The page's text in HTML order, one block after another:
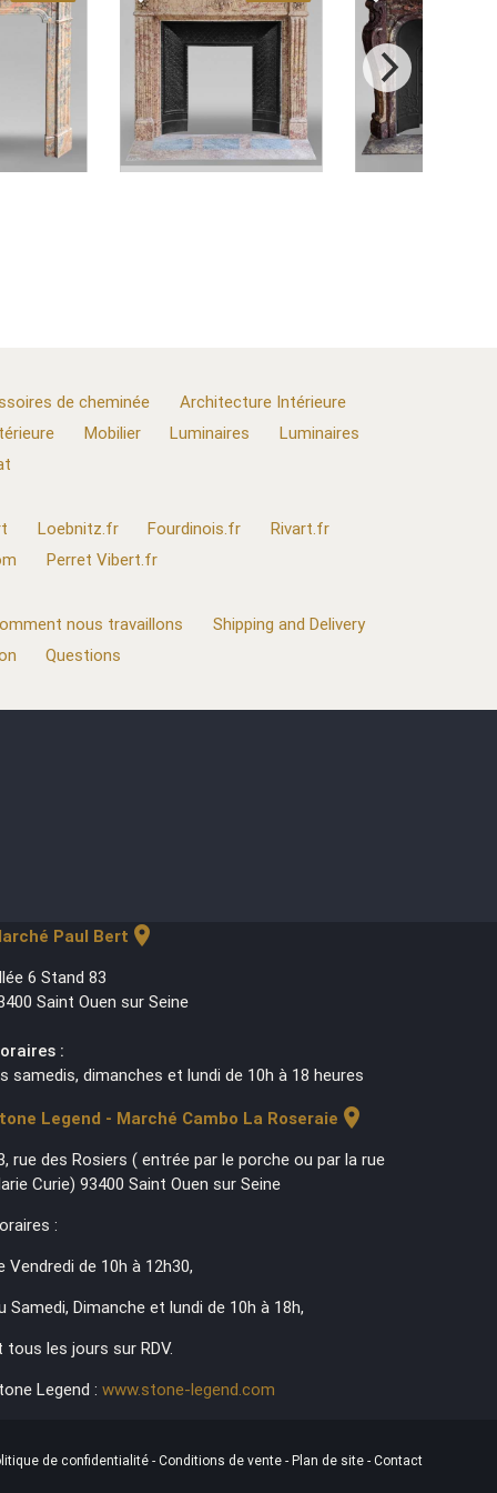
de cheminée
Architecture Intérieure
Mobilier Luminaires
Luminaires
Loebnitz.fr Fourdinois.fr
Rivart.fr
Perret Vibert.fr
nous travaillons
Shipping and Delivery
Questions
Paul Bert location_on
6 Stand 83
Saint Ouen sur Seine
:
samedis, dimanches et lundi de 10h à 18 heures
Legend - Marché Cambo La Roseraie location_on
rue des Rosiers ( entrée par le porche ou par la rue
Curie) 93400 Saint Ouen sur Seine
:
Vendredi de 10h à 12h30,
Samedi, Dimanche et lundi de 10h à 18h,
tous les jours sur RDV.
Legend : www.stone-legend.com
de confidentialité- Conditions de vente - Plan de site - Contact